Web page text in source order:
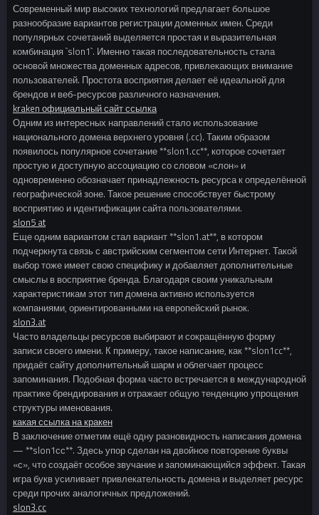
Современный мир высоких технологий предлагает большое
разнообразие вариантов регистрации доменных имен. Среди
популярных сочетаний выделяется простая и выразительная
комбинация `slon1`. Именно такая последовательность стала
основой множества доменных адресов, привлекающих внимание
пользователей. Простота восприятия делает её идеальной для
брендов и веб-ресурсов различного назначения.
kraken официальный сайт ссылка
Одним из интересных направлений стало использование
национального домена верхнего уровня (.cc). Таким образом
появилось популярное сочетание **slon1.cc**, которое сочетает
простую и доступную ассоциацию со словом «слон» и
одновременно обозначает принадлежность ресурса к определённой
географической зоне. Такое решение способствует быстрому
восприятию и идентификации сайта пользователями.
slon5 at
Еще одним вариантом стал вариант **slon1.at**, в котором
подчеркнута связь с австрийским сегментом сети Интернет. Такой
выбор тоже имеет свою специфику и добавляет дополнительные
смыслы в восприятие бренда. Благодаря своим уникальным
характеристикам этот тип домена активно используется
компаниями, ориентированными на европейский рынок.
slon3.at
Часто владельцы ресурсов выбирают и сокращённую форму
записи своего имени. К примеру, такое написание, как **slon1cc**,
придаёт сайту дополнительный шарм и облегчает процесс
запоминания. Подобная форма часто встречается в международной
практике брендирования и отражает общую тенденцию упрощения
структуры именования.
какая ссылка на кракен
В заключение отметим ещё одну разновидность написания домена
— **slon1сс**. Здесь упор сделан на двойное повторение буквы
«с», что создаёт особое звучание и запоминающийся эффект. Такая
игра букв усиливает привлекательность домена и выделяет ресурс
среди прочих аналогичных предложений.
slon3.cc